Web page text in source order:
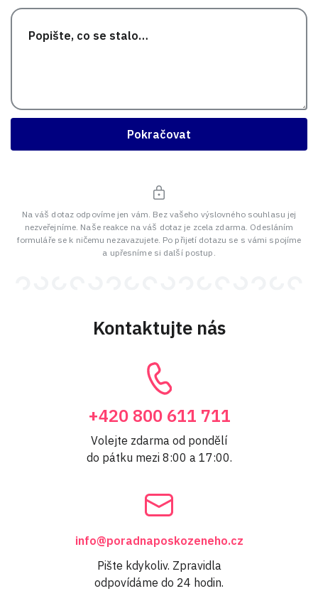
Pokračovat
Na váš dotaz odpovíme jen vám. Bez vašeho výslovného souhlasu jej
nezveřejníme. Naše reakce na váš dotaz je zcela zdarma. Odesláním
formuláře se k ničemu nezavazujete. Po přijetí dotazu se s vámi spojíme
a upřesníme si další postup.
Kontaktujte nás
+420 800 611 711
Volejte zdarma od pondělí
do pátku mezi 8:00 a 17:00.
info@poradnaposkozeneho.cz
Pište kdykoliv. Zpravidla
odpovídáme do 24 hodin.